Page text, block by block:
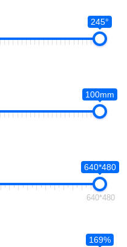
245°
100mm
640*480
640*480
169%